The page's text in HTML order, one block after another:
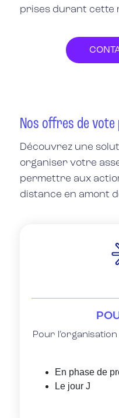
prises durant cette
Nos offres de vote
Découvrez une
organiser votre
permettre aux
distance en amont
Pour l’organisation
En phase de
Le jour J